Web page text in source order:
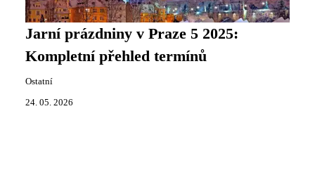
Jarní prázdniny v Praze 5 2025:
Kompletní přehled termínů
Ostatní
24. 05. 2026